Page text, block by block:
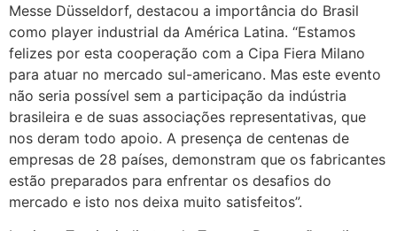
Messe Düsseldorf, destacou a importância do Brasil
como player industrial da América Latina. “Estamos
felizes por esta cooperação com a Cipa Fiera Milano
para atuar no mercado sul-americano. Mas este evento
não seria possível sem a participação da indústria
brasileira e de suas associações representativas, que
nos deram todo apoio. A presença de centenas de
empresas de 28 países, demonstram que os fabricantes
estão preparados para enfrentar os desafios do
mercado e isto nos deixa muito satisfeitos”.